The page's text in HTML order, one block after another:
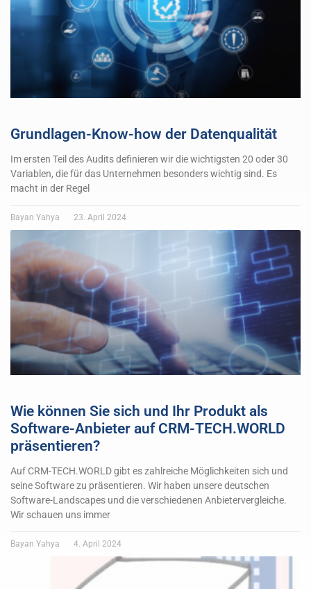
Grundlagen-Know-how der Datenqualität
Im ersten Teil des Audits definieren wir die wichtigsten 20 oder 30
Variablen, die für das Unternehmen besonders wichtig sind. Es
macht in der Regel
Bayan Yahya 23. April 2024
Wie können Sie sich und Ihr Produkt als
Software-Anbieter auf CRM-TECH.WORLD
präsentieren?
Auf CRM-TECH.WORLD gibt es zahlreiche Möglichkeiten sich und
seine Software zu präsentieren. Wir haben unsere deutschen
Software-Landscapes und die verschiedenen Anbietervergleiche.
Wir schauen uns immer
Bayan Yahya 4. April 2024